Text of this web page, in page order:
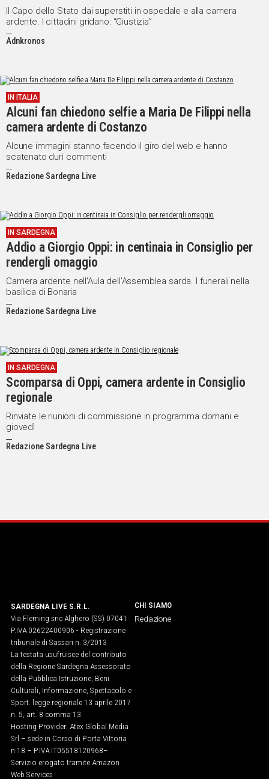
Il Capo dello Stato dai superstiti in ospedale e alla camera
ardente. I cittadini gridano: “Giustizia”
Adnkronos
IN ITALIA
Alcuni fan chiedono selfie a Maria De Filippi nella
camera ardente di Costanzo
Alcune immagini stanno facendo il giro del web e hanno
scatenato duri commenti
Redazione Sardegna Live
IN SARDEGNA
Addio a Giorgio Oppi: in centinaia in Consiglio per
rendergli omaggio
Camera ardente nell'Aula dell'Assemblea sarda. I funerali nella
basilica di Bonaria
Redazione Sardegna Live
IN SARDEGNA
Scomparsa di Oppi, camera ardente in Consiglio
regionale
Rinviate le riunioni di commissione in programma domani e
giovedì
Redazione Sardegna Live
SARDEGNA LIVE S.R.L.
Via Fleming snc Alghero (SS) 07041
P.IVA 02622400906 - Registrazione
tribunale di Sassari n. 3/2013
La testata usufruisce del contributo
della Regione Sardegna Assessorato
della Pubblica Istruzione, Beni
Culturali, Informazione, Spettacolo e
Sport. legge regionale 13 aprile 2017
n. 5, art. 8 comma 13
Hosting Provider: Atex Global Media
Srl – sede in Corso di Porta Vittoria
n.18 – P.IVA IT05518120968​–
Servizio erogato tramite Amazon
Web Services
CHI SIAMO
Redazione